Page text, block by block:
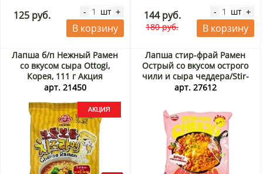
125 руб. - шт +
В корзину
144 руб.
180 руб.
- шт +
В корзину
Лапша б/п Нежный Рамен
со вкусом сыра Ottogi,
Корея, 111 г Акция
арт. 21450
Лапша стир-фрай Рамен
Острый со вкусом острого
чили и сыра чеддера/Stir-
fry Cheesy Ramen Spicy Chili
арт. 27612